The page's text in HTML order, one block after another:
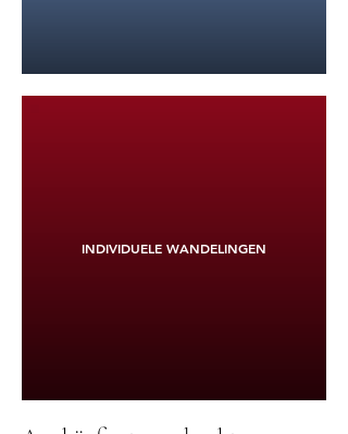
INDIVIDUELE WANDELINGEN